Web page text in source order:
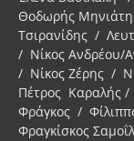
Θοδωρής
Τσιρανίδης /
/ Νίκος Ανδρέου/
/ Νίκος Ζέρης /
Πέτρος Καραλής
Φράγκος /
Φραγκίσκος